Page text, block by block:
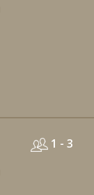
1 - 3